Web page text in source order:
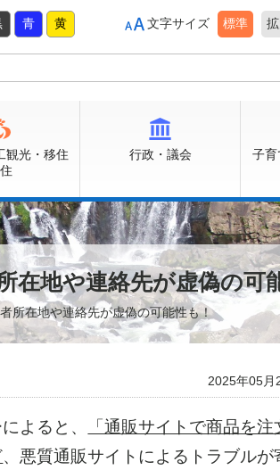
青 黄 文字サイズ 標準
観光・移住
行政・議会 子育
在地や連絡先が虚偽の可
所在地や連絡先が虚偽の可能性も！
2025年05月
よると、
「通販サイトで商品を注
、悪質通販サイトによるトラブルが